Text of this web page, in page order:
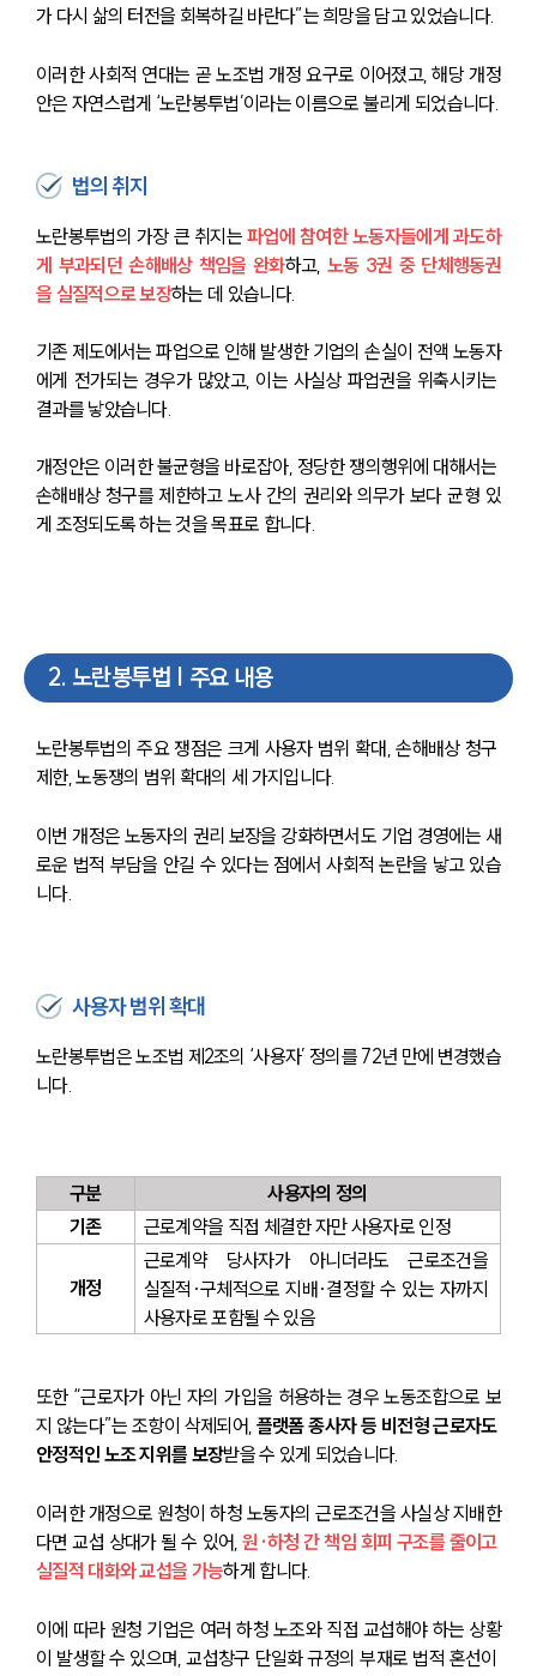
가 다시 삶의 터전을 회복하길 바란다”는 희망을 담고 있었습니다.
이러한 사회적 연대는 곧 노조법 개정 요구로 이어졌고, 해당 개정
안은 자연스럽게 ‘노란봉투법’이라는 이름으로 불리게 되었습니다.
법의 취지
노란봉투법의 가장 큰 취지는 파업에 참여한 노동자들에게 과도하
게 부과되던 손해배상 책임을 완화하고, 노동 3권 중 단체행동권
을 실질적으로 보장하는 데 있습니다.
기존 제도에서는 파업으로 인해 발생한 기업의 손실이 전액 노동자
에게 전가되는 경우가 많았고, 이는 사실상 파업권을 위축시키는
결과를 낳았습니다.
개정안은 이러한 불균형을 바로잡아, 정당한 쟁의행위에 대해서는
손해배상 청구를 제한하고 노사 간의 권리와 의무가 보다 균형 있
게 조정되도록 하는 것을 목표로 합니다.
2. 노란봉투법 | 주요 내용
노란봉투법의 주요 쟁점은 크게 사용자 범위 확대, 손해배상 청구
제한, 노동쟁의 범위 확대의 세 가지입니다.
이번 개정은 노동자의 권리 보장을 강화하면서도 기업 경영에는 새
로운 법적 부담을 안길 수 있다는 점에서 사회적 논란을 낳고 있습
니다.
사용자 범위 확대
노란봉투법은 노조법 제2조의 ‘사용자’ 정의를 72년 만에 변경했습
니다.
구분
사용자의 정의
기존
근로계약을 직접 체결한 자만 사용자로 인정
개정
근로계약 당사자가 아니더라도 근로조건을
실질적·구체적으로 지배·결정할 수 있는 자까지
사용자로 포함될 수 있음
또한 “근로자가 아닌 자의 가입을 허용하는 경우 노동조합으로 보
지 않는다”는 조항이 삭제되어, 플랫폼 종사자 등 비전형 근로자도
안정적인 노조 지위를 보장받을 수 있게 되었습니다.
이러한 개정으로 원청이 하청 노동자의 근로조건을 사실상 지배한
다면 교섭 상대가 될 수 있어, 원·하청 간 책임 회피 구조를 줄이고
실질적 대화와 교섭을 가능하게 합니다.
이에 따라 원청 기업은 여러 하청 노조와 직접 교섭해야 하는 상황
이 발생할 수 있으며, 교섭창구 단일화 규정의 부재로 법적 혼선이